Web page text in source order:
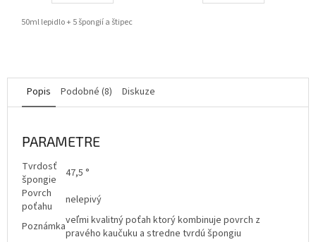
50ml lepidlo + 5 špongií a štipec
Popis Podobné (8) Diskuze
PARAMETRE
Tvrdosť
špongie
47,5 °
Povrch
poťahu
nelepivý
Poznámkaveľmi kvalitný poťah ktorý kombinuje povrch z
pravého kaučuku a stredne tvrdú špongiu